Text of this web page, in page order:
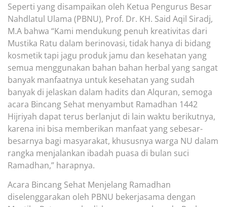
Seperti yang disampaikan oleh Ketua Pengurus Besar
Nahdlatul Ulama (PBNU), Prof. Dr. KH. Said Aqil Siradj,
M.A bahwa “Kami mendukung penuh kreativitas dari
Mustika Ratu dalam berinovasi, tidak hanya di bidang
kosmetik tapi jagu produk jamu dan kesehatan yang
semua menggunakan bahan bahan herbal yang sangat
banyak manfaatnya untuk kesehatan yang sudah
banyak di jelaskan dalam hadits dan Alquran, semoga
acara Bincang Sehat menyambut Ramadhan 1442
Hijriyah dapat terus berlanjut di lain waktu berikutnya,
karena ini bisa memberikan manfaat yang sebesar-
besarnya bagi masyarakat, khususnya warga NU dalam
rangka menjalankan ibadah puasa di bulan suci
Ramadhan,” harapnya.
Acara Bincang Sehat Menjelang Ramadhan
diselenggarakan oleh PBNU bekerjasama dengan